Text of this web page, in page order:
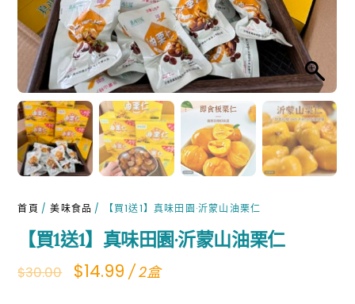
首頁 /美味食品 / 【買1送1】真味田園·沂蒙山油栗仁
【買1送1】真味田園·沂蒙山油栗仁
$30.00
Original
$14.99Current
/ 2盒